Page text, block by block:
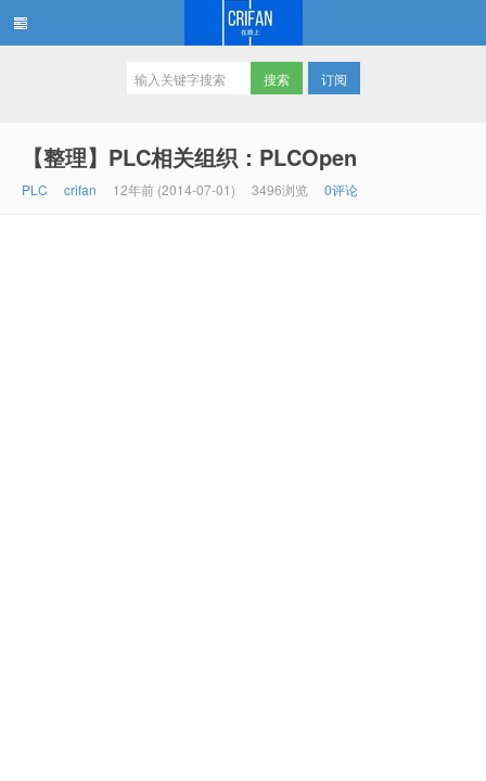
订阅
【整理】PLC相关组织：PLCOpen
PLC crifan 12年前 (2014-07-01) 3496浏览 0评论